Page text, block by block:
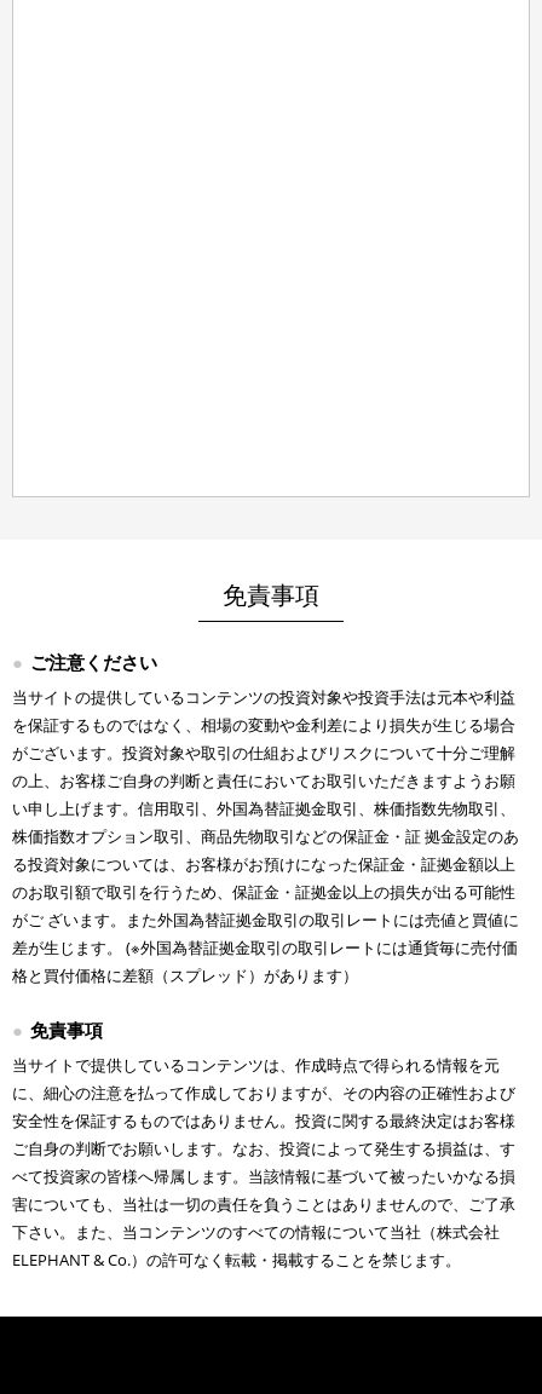
免責事項
ご注意ください
当サイトの提供しているコンテンツの投資対象や投資手法は元本や利益
を保証するものではなく、相場の変動や金利差により損失が生じる場合
がございます。投資対象や取引の仕組およびリスクについて十分ご理解
の上、お客様ご自身の判断と責任においてお取引いただきますようお願
い申し上げます。信用取引、外国為替証拠金取引、株価指数先物取引、
株価指数オプション取引、商品先物取引などの保証金・証 拠金設定のあ
る投資対象については、お客様がお預けになった保証金・証拠金額以上
のお取引額で取引を行うため、保証金・証拠金以上の損失が出る可能性
がご ざいます。また外国為替証拠金取引の取引レートには売値と買値に
差が生じます。 (※外国為替証拠金取引の取引レートには通貨毎に売付価
格と買付価格に差額（スプレッド）があります）
免責事項
当サイトで提供しているコンテンツは、作成時点で得られる情報を元
に、細心の注意を払って作成しておりますが、その内容の正確性および
安全性を保証するものではありません。投資に関する最終決定はお客様
ご自身の判断でお願いします。なお、投資によって発生する損益は、す
べて投資家の皆様へ帰属します。当該情報に基づいて被ったいかなる損
害についても、当社は一切の責任を負うことはありませんので、ご了承
下さい。また、当コンテンツのすべての情報について当社（株式会社
ELEPHANT & Co.）の許可なく転載・掲載することを禁じます。